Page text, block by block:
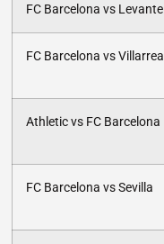
FC Barcelona vs Levante
FC Barcelona vs Villarreal
Athletic vs FC Barcelona
FC Barcelona vs Sevilla